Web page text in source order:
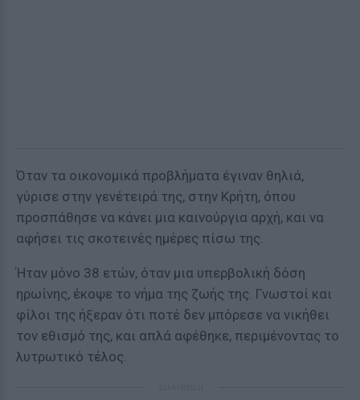
Όταν τα οικονομικά προβλήματα έγιναν θηλιά,
γύρισε στην γενέτειρά της, στην Κρήτη, όπου
προσπάθησε να κάνει μια καινούργια αρχή, και να
αφήσει τις σκοτεινές ημέρες πίσω της.
Ήταν μόνο 38 ετών, όταν μια υπερβολική δόση
ηρωίνης, έκοψε το νήμα της ζωής της. Γνωστοί και
φίλοι της ήξεραν ότι ποτέ δεν μπόρεσε να νικήθει
τον εθισμό της, και απλά αφέθηκε, περιμένοντας το
λυτρωτικό τέλος.